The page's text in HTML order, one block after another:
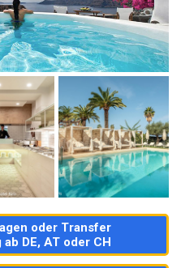
oder Transfer
DE, AT oder CH